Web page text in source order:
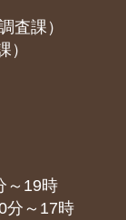
査課）
～19時
17時